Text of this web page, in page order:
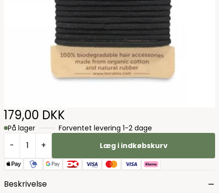
179,00 DKK
På lager Forventet levering 1-2 dage
- + Læg i indkøbskurv
Beskrivelse